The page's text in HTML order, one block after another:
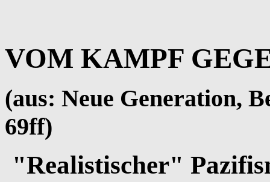
VOM KAMPF
(aus: Neue Generation,
69ff)
"Realistischer"